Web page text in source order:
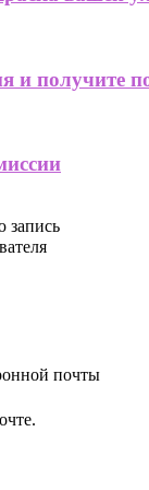
и получите
запись
почты